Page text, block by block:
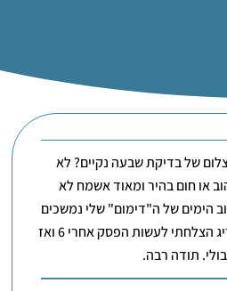
של בדיקת שבעה נקיים? לא
או חום בהיר ומאוד אשמח לא
הימים של ה"דימום" שלי נמשכים
7-8 ימים והפעם באופן חריג הצלחתי לעשות הפסק אחרי 6 ואז
תודה רבה.